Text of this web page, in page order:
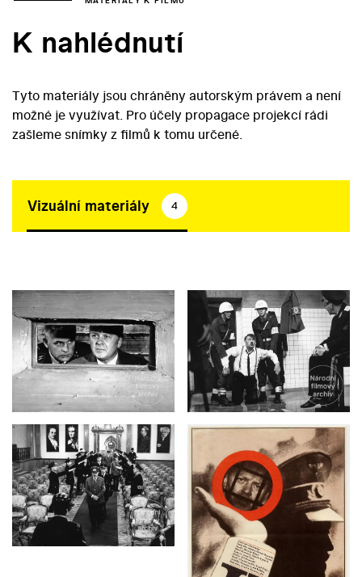
K nahlédnutí
Tyto materiály jsou chráněny autorským právem a není
možné je využívat. Pro účely propagace projekcí rádi
zašleme snímky z filmů k tomu určené.
Vizuální materiály 4